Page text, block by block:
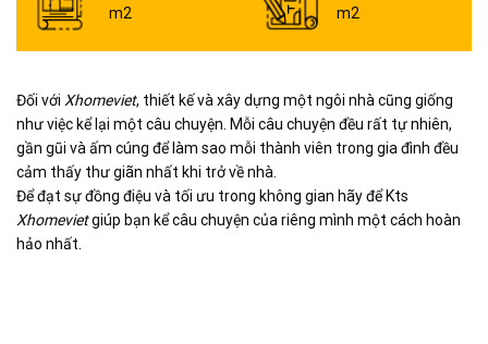
m2 m2
Đối với Xhomeviet, thiết kế và xây dựng một ngôi nhà cũng giống
như việc kể lại một câu chuyện. Mỗi câu chuyện đều rất tự nhiên,
gần gũi và ấm cúng để làm sao mỗi thành viên trong gia đình đều
cảm thấy thư giãn nhất khi trở về nhà.
Để đạt sự đồng điệu và tối ưu trong không gian hãy để Kts
Xhomevietgiúp bạn kể câu chuyện của riêng mình một cách hoàn
hảo nhất.